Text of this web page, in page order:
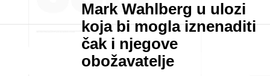
Mark Wahlberg u ulozi
koja bi mogla iznenaditi
čak i njegove
obožavatelje